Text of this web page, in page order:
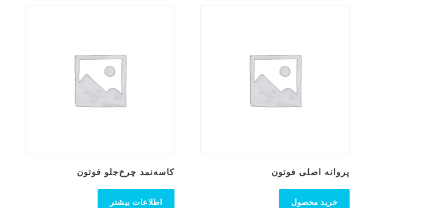
پروانه اصلی فوتون
خرید محصول
کاسه‌نمد چرخ‌جلو فوتون
اطلاعات بیشتر